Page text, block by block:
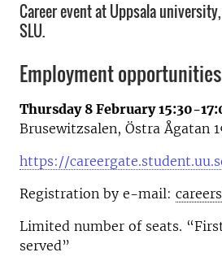
Career event at Uppsala
SLU.
Employment
Thursday 8 February 15:30-
Brusewitzsalen, Östra Ågatan
https://
Registration by e-mail:
Limited number of seats.
served”